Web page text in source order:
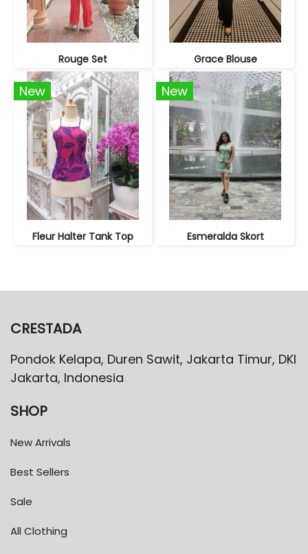
Rouge Set Grace Blouse
New
Fleur Halter Tank Top
New
Esmeralda Skort
CRESTADA
Pondok Kelapa, Duren Sawit, Jakarta Timur, DKI
Jakarta, Indonesia
SHOP
New Arrivals
Best Sellers
Sale
All Clothing